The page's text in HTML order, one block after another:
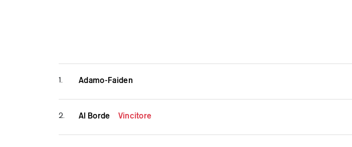
1. Adamo-Faiden
2. Al Borde Vincitore